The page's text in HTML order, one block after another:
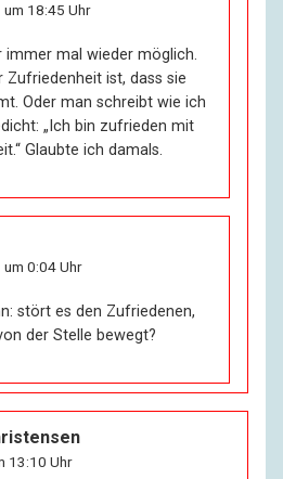
18:45 Uhr
immer mal wieder möglich.
Zufriedenheit ist, dass sie
Oder man schreibt wie ich
„Ich bin zufrieden mit
Glaubte ich damals.
0:04 Uhr
stört es den Zufriedenen,
der Stelle bewegt?
13:10 Uhr